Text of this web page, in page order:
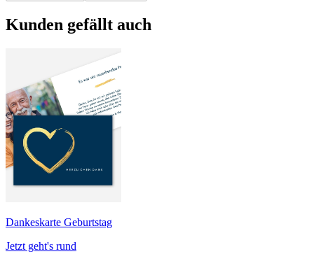
Kunden gefällt auch
Dankeskarte Geburtstag
Jetzt geht's rund